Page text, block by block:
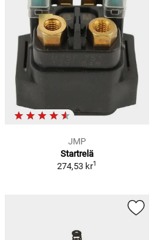
JMP
Startrelä
274,53 kr1